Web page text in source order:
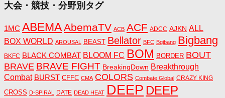
大会・競技・分野別タグ
1MC ABEMAAbemaTV ACB ACF ADCC AJKN ALL
BOX WORLD AROUSAL BEAST Bellator BFC Bgibang Bigbang
BKFC BLACK COMBAT BLOOM FC BOM BORDER BOUT
BRAVE BRAVE FIGHT BreakingDown Breakthrough
Combat BURST CFFC CMA COLORS Combate Global CRAZY KING
CROSS D-SPIRAL DATE DEAD HEAT DEEP DEEP